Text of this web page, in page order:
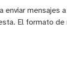
El formato